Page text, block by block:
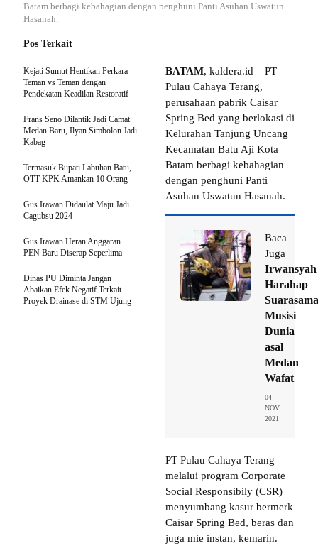
Batam berbagi kebahagian dengan penghuni Panti Asuhan Uswatun
Hasanah.
BATAM, kaldera.id – PT
Pulau Cahaya Terang,
perusahaan pabrik Caisar
Spring Bed yang berlokasi di
Kelurahan Tanjung Uncang
Kecamatan Batu Aji Kota
Batam berbagi kebahagian
dengan penghuni Panti
Asuhan Uswatun Hasanah.
Baca
Juga
Irwansyah
Harahap
Musisi
Dunia
asal
Medan
Wafat
04
NOV
2021
PT Pulau Cahaya Terang
melalui program Corporate
Social Responsibily (CSR)
menyumbang kasur bermerk
Caisar Spring Bed, beras dan
juga mie instan, kemarin.
Pos Terkait
Kejati Sumut Hentikan Perkara
Teman vs Teman dengan
Pendekatan Keadilan Restoratif
Frans Seno Dilantik Jadi Camat
Medan Baru, Ilyan Simbolon Jadi
Kabag
Termasuk Bupati Labuhan Batu,
OTT KPK Amankan 10 Orang
Gus Irawan Didaulat Maju Jadi
Cagubsu 2024
Gus Irawan Heran Anggaran
PEN Baru Diserap Seperlima
Dinas PU Diminta Jangan
Abaikan Efek Negatif Terkait
Proyek Drainase di STM Ujung